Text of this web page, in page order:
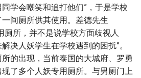
学会嘲笑和追打他们”，于是学校
间厕所供其使用。差德先生
厕所，并不是说学校方面歧视人
决人妖学生在学校遇到的困扰”。
的出现，当前泰国的大城府、罗勇
了多个人妖专用厕所。与男厕门上